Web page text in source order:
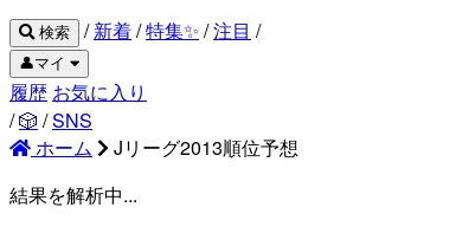
検索 / 新着/特集✨ /注目 /
👤マイ
履歴 お気に入り
/🎲 /SNS
ホーム
Jリーグ2013順位予想
結果を解析中...